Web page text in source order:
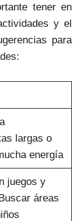
tener en
y el
para
largas o
energía
juegos y
áreas